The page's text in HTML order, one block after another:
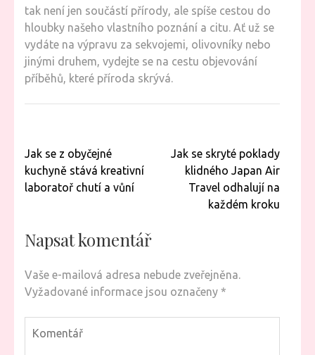
tak není jen součástí přírody, ale spíše cestou do
hloubky našeho vlastního poznání a citu. Ať už se
vydáte na výpravu za sekvojemi, olivovníky nebo
jinými druhem, vydejte se na cestu objevování
příběhů, které příroda skrývá.
Navigace
pro
příspěvek
Jak se z obyčejné
kuchyně stává kreativní
laboratoř chutí a vůní
Jak se skryté poklady
klidného Japan Air
Travel odhalují na
každém kroku
Napsat komentář
Vaše e-mailová adresa nebude zveřejněna.
Vyžadované informace jsou označeny *